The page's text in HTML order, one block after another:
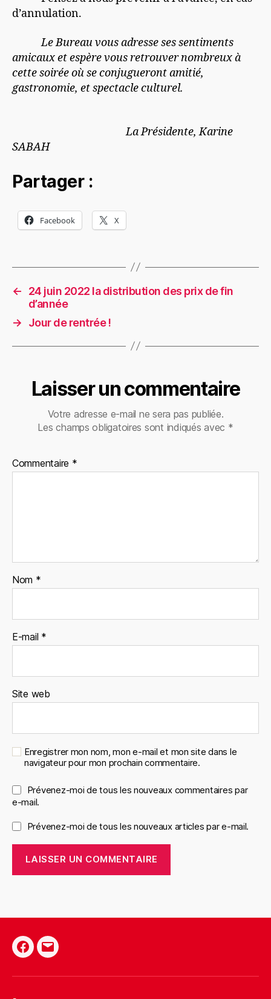
d’annulation.
Le Bureau vous adresse ses sentiments
amicaux et espère vous retrouver nombreux à
cette soirée où se conjugueront amitié,
gastronomie, et spectacle culturel.
La Présidente, Karine
SABAH
Partager :
Facebook X
←
24 juin 2022 la distribution des prix de fin
d’année
→
Jour de rentrée !
Laisser un commentaire
Votre adresse e-mail ne sera pas publiée.
Les champs obligatoires sont indiqués avec *
Commentaire *
Nom *
E-mail *
Site web
Enregistrer mon nom, mon e-mail et mon site dans le
navigateur pour mon prochain commentaire.
Prévenez-moi de tous les nouveaux commentaires par
e-mail.
Prévenez-moi de tous les nouveaux articles par e-mail.
Facebook
E-